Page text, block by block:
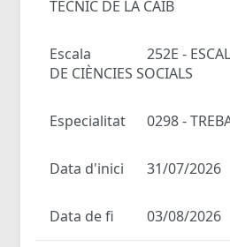
TÈCNIC DE LA CAIB
Escala
252E -
DE CIÈNCIES SOCIALS
Especialitat 0298 -
Data d'inici 31/07/2026
Data de fi 03/08/2026